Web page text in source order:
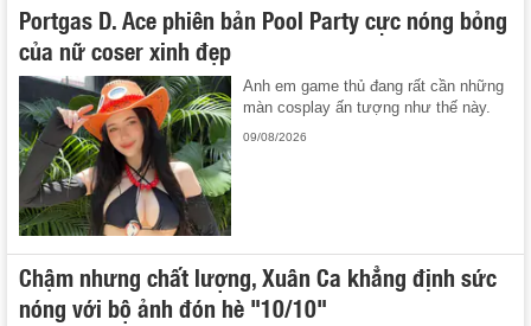
Portgas D. Ace phiên bản Pool Party cực nóng bỏng
của nữ coser xinh đẹp
Anh em game thủ đang rất cần những
màn cosplay ấn tượng như thế này.
09/08/2026
Chậm nhưng chất lượng, Xuân Ca khẳng định sức
nóng với bộ ảnh đón hè "10/10"